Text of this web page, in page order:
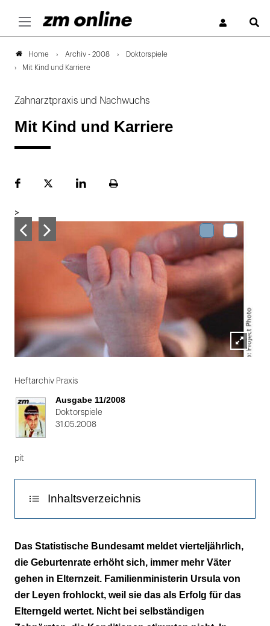
Home Archiv - 2008
Doktorspiele
Mit Kind und Karriere
Zahnarztpraxis und Nachwuchs
Mit Kind und Karriere
FacebookPlattformLinekdInSeite
>
Lightbox
1
von
Heftarchiv Praxis
Ausgabe 11/2008
Doktorspiele
31.05.2008
pit
Inhaltsverzeichnis
Durch dick und dünn
Vom Stuhl ans Bettchen
Das Statistische Bundesamt meldet vierteljährlich,
die Geburtenrate erhöht sich, immer mehr Väter
gehen in Elternzeit. Familienministerin Ursula von
der Leyen frohlockt, weil sie das als Erfolg für das
Elterngeld wertet. Nicht bei selbständigen